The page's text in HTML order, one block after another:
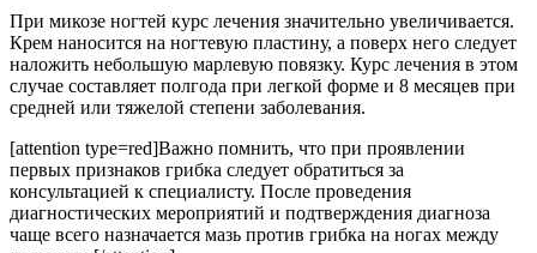
При микозе ногтей курс лечения значительно увеличивается.
Крем наносится на ногтевую пластину, а поверх него следует
наложить небольшую марлевую повязку. Курс лечения в этом
случае составляет полгода при легкой форме и 8 месяцев при
средней или тяжелой степени заболевания.
[attention type=red]Важно помнить, что при проявлении
первых признаков грибка следует обратиться за
консультацией к специалисту. После проведения
диагностических мероприятий и подтверждения диагноза
чаще всего назначается мазь против грибка на ногах между